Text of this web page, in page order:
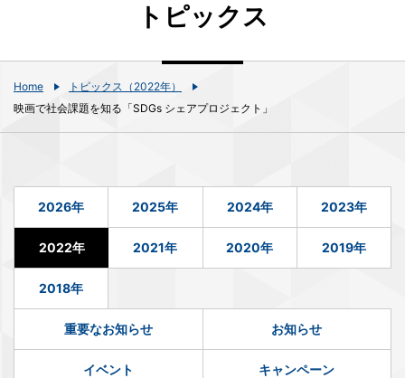
トピックス
Home
トピックス（2022年）
映画で社会課題を知る「SDGs シェアプロジェクト」
2026年 2025年 2024年 2023年
2022年 2021年 2020年 2019年
2018年
重要なお知らせ お知らせ
イベント キャンペーン